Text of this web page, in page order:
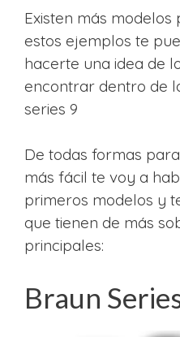
Existen más
estos ejemplos te
hacerte una idea de
encontrar dentro de
series 9
De todas formas
más fácil te voy a
primeros modelos y
que tienen de más
principales:
Braun